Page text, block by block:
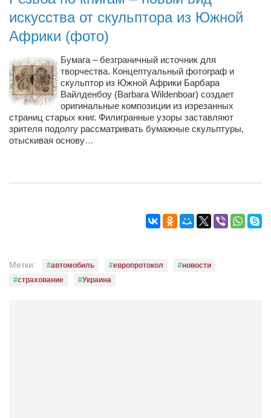
Конкурсы
Фестиваль. Конкурс «Колибри» 2017
Конкурс «Колибри» 2016
Конкурс «Колибри» 2015
Конкурс «Колибри» 2014
Литературный конкурс «Я люблю Украину»
Конкурс «Колибри — детям!» 2014
Конкурс «Колибри» 2013
искусства от скульптора из Южной
Африки (фото)
Бумага – безграничный источник для
творчества. Концептуальный фотограф и
скульптор из Южной Африки Барбара
Вайлденбоу (Barbara Wildenboar) создает
оригинальные композиции из изрезанных
страниц старых книг. Филигранные узоры заставляют
зрителя подолгу рассматривать бумажные скульптуры,
отыскивая основу…
Метки: автомобиль европротокол
новости
страхование
Украина